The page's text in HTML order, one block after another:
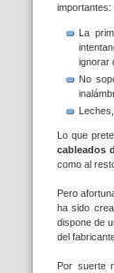
importantes:
La
ignorar
No
Lo que
cableados
como al
Pero
ha sido
dispone de
del
Por suerte